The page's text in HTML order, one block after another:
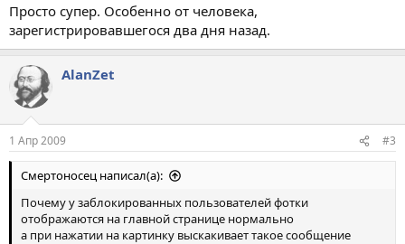
Просто супер. Особенно от человека,
зарегистрировавшегося два дня назад.
AlanZet
1 Апр 2009 #3
Смертоносец написал(а):
Почему у заблокированных пользователей фотки
отображаются на главной странице нормально
а при нажатии на картинку выскакивает такое сообщение